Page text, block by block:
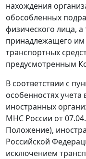
нахождения
обособленных
физического лица,
принадлежащего
транспортных
предусмотренным
В соответствии с
особенностях учета
иностранных
МНС России от
Положение),
Российской
исключением